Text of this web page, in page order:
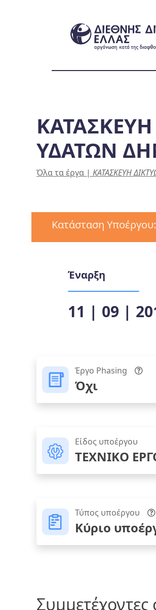
ΥΔΑΤΩΝ
Όλα τα έργα | ΚΑΤΑΣΚΕΥΗ
Κατάσταση Υποέργου:
Έναρξη
11 | 09 |
Έργο Phasing
Όχι
Είδος υποέργου
ΤΕΧΝΙΚΟ
Τύπος υποέργου
Κύριο